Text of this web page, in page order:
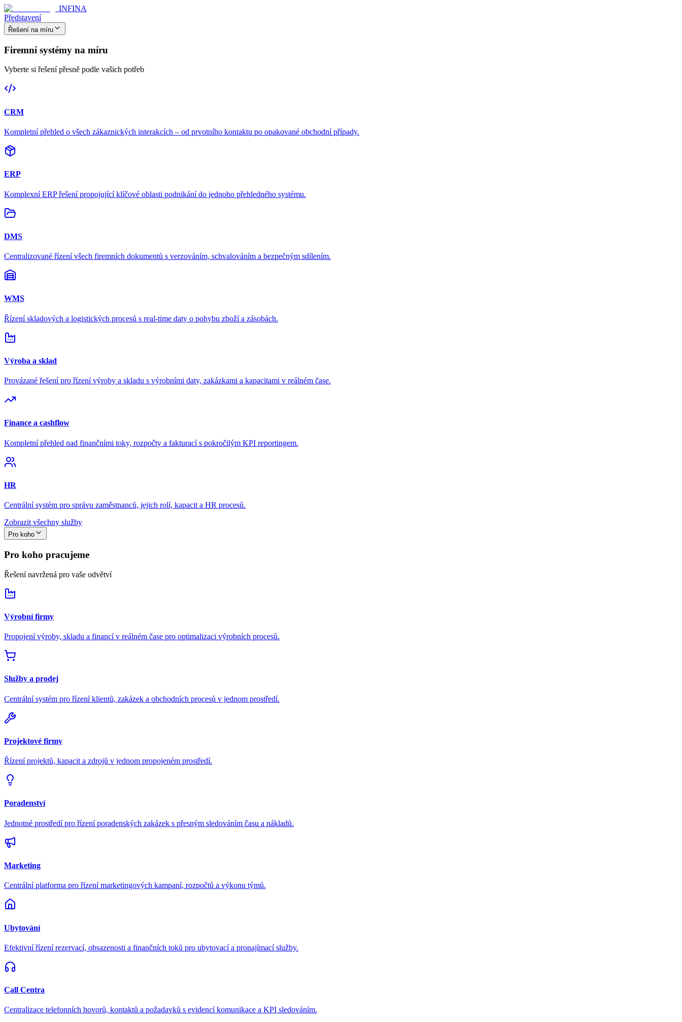
INFINA
Představení
Řešení na míru
Firemní systémy na míru
Vyberte si řešení přesně podle vašich potřeb
CRM
Kompletní přehled o všech zákaznických interakcích – od prvotního kontaktu po opakované obchodní případy.
ERP
Komplexní ERP řešení propojující klíčové oblasti podnikání do jednoho přehledného systému.
DMS
Centralizované řízení všech firemních dokumentů s verzováním, schvalováním a bezpečným sdílením.
WMS
Řízení skladových a logistických procesů s real-time daty o pohybu zboží a zásobách.
Výroba a sklad
Provázané řešení pro řízení výroby a skladu s výrobními daty, zakázkami a kapacitami v reálném čase.
Finance a cashflow
Kompletní přehled nad finančními toky, rozpočty a fakturací s pokročilým KPI reportingem.
HR
Centrální systém pro správu zaměstnanců, jejich rolí, kapacit a HR procesů.
Zobrazit všechny služby
Pro koho
Pro koho pracujeme
Řešení navržená pro vaše odvětví
Výrobní firmy
Propojení výroby, skladu a financí v reálném čase pro optimalizaci výrobních procesů.
Služby a prodej
Centrální systém pro řízení klientů, zakázek a obchodních procesů v jednom prostředí.
Projektové firmy
Řízení projektů, kapacit a zdrojů v jednom propojeném prostředí.
Poradenství
Jednotné prostředí pro řízení poradenských zakázek s přesným sledováním času a nákladů.
Marketing
Centrální platforma pro řízení marketingových kampaní, rozpočtů a výkonu týmů.
Ubytování
Efektivní řízení rezervací, obsazenosti a finančních toků pro ubytovací a pronajímací služby.
Call Centra
Centralizace telefonních hovorů, kontaktů a požadavků s evidencí komunikace a KPI sledováním.